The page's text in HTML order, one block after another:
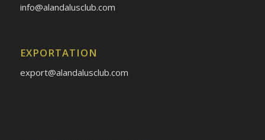
info@alandalusclub.com
EXPORTATION
export@alandalusclub.com